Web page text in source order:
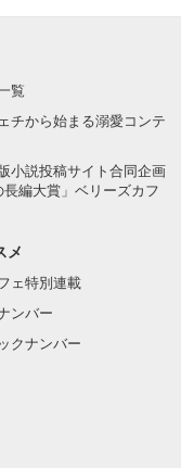
覧
チから始まる溺愛コンテ
小説投稿サイト合同企画
長編大賞」ベリーズカフ
メ
ェ特別連載
ンバー
クナンバー